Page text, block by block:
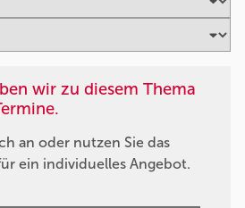
wir zu diesem Thema
an oder nutzen Sie das
ein individuelles Angebot.